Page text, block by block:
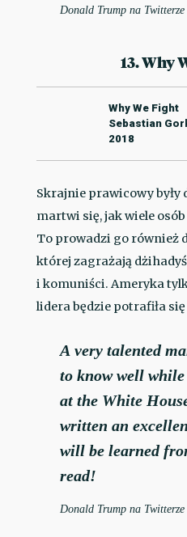
Donald Trump na Twitterze
13. Why
Why We Fight
Sebastian
2018
Skrajnie prawicowy były
martwi się, jak wiele
To prowadzi go również
której zagrażają
i komuniści. Ameryka
lidera będzie potrafiła
A very talented
to know well
at the White
written an
will be learned
read!
Donald Trump na Twitterze